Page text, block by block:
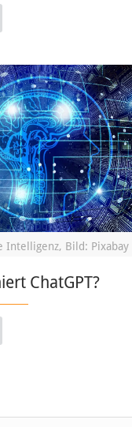
Intelligenz, Bild: Pixabay
ChatGPT?